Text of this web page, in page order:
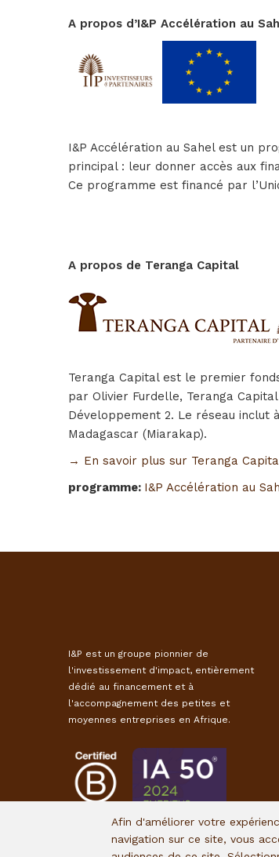
A propos d’I&P Accélération au
I&P Accélération au Sahel est un
principal : leur donner accès aux
Ce programme est financé par
A propos de Teranga Capital
Teranga Capital est le premier
par Olivier Furdelle, Teranga
Développement 2. Le réseau inclut
Madagascar (Miarakap).
→ En savoir plus sur Teranga
programme: I&P Accélération au
I&P est un groupe pionnier de
l'investissement d'impact, entièrement
dédié au financement et à
l'accompagnement des petites et
moyennes entreprises en Afrique.
Afin d'améliorer votre
navigation sur ce site, vous